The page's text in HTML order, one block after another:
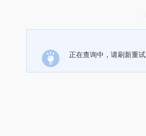
正在查询中，请刷新重试